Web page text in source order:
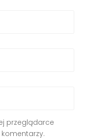
przeglądarce